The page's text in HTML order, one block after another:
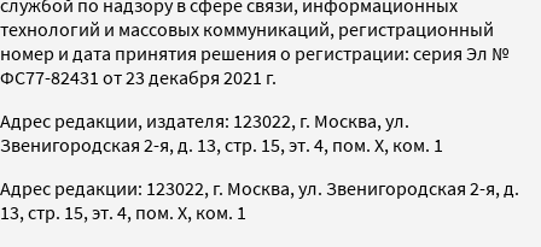
службой по надзору в сфере связи, информационных
технологий и массовых коммуникаций, регистрационный
номер и дата принятия решения о регистрации: серия Эл №
ФС77-82431 от 23 декабря 2021 г.
Адрес редакции, издателя: 123022, г. Москва, ул.
Звенигородская 2-я, д. 13, стр. 15, эт. 4, пом. X, ком. 1
Адрес редакции: 123022, г. Москва, ул. Звенигородская 2-я, д.
13, стр. 15, эт. 4, пом. X, ком. 1